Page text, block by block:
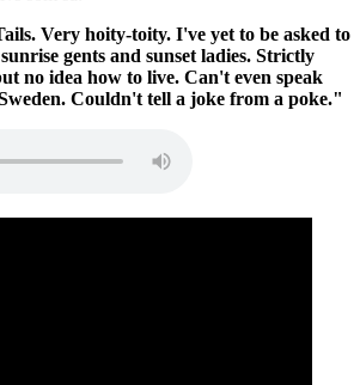
Very hoity-toity. I've yet to be asked to
gents and sunset ladies. Strictly
no idea how to live. Can't even speak
Couldn't tell a joke from a poke."